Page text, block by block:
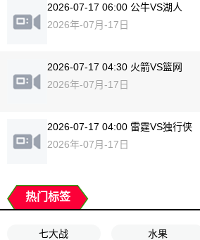
2026-07-17 06:00 公牛VS湖人
2026年-07月-17日
2026-07-17 04:30 火箭VS篮网
2026年-07月-17日
2026-07-17 04:00 雷霆VS独行侠
2026年-07月-17日
热门标签
七大战 水果